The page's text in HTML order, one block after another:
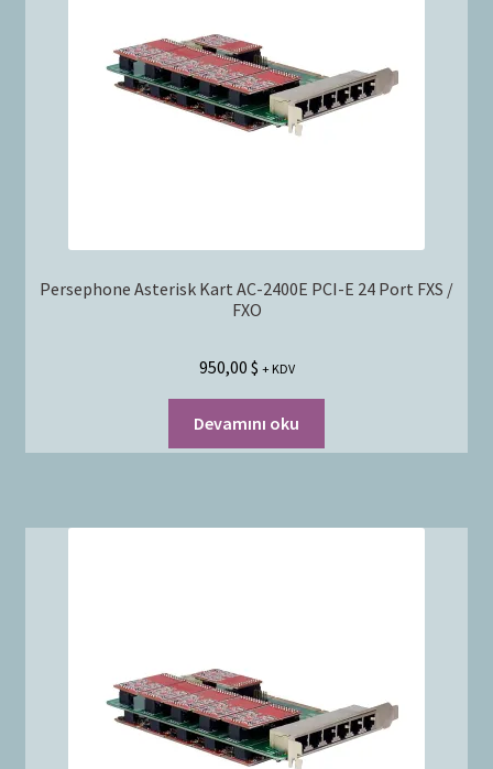
Persephone Asterisk Kart AC-2400E PCI-E 24 Port FXS /
FXO
950,00 $ + KDV
Devamını oku